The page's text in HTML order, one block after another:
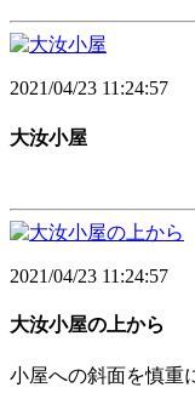
2021/04/23 11:24:57
大汝小屋
2021/04/23 11:24:57
大汝小屋の上から
小屋への斜面を慎重